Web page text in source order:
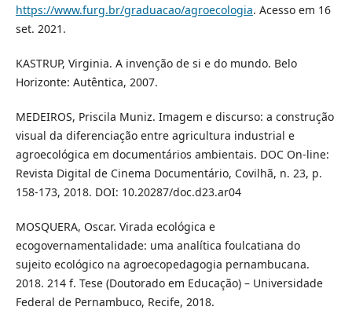
https://www.furg.br/graduacao/agroecologia. Acesso em 16
set. 2021.
KASTRUP, Virginia. A invenção de si e do mundo. Belo
Horizonte: Autêntica, 2007.
MEDEIROS, Priscila Muniz. Imagem e discurso: a construção
visual da diferenciação entre agricultura industrial e
agroecológica em documentários ambientais. DOC On-line:
Revista Digital de Cinema Documentário, Covilhã, n. 23, p.
158-173, 2018. DOI: 10.20287/doc.d23.ar04
MOSQUERA, Oscar. Virada ecológica e
ecogovernamentalidade: uma analítica foulcatiana do
sujeito ecológico na agroecopedagogia pernambucana.
2018. 214 f. Tese (Doutorado em Educação) – Universidade
Federal de Pernambuco, Recife, 2018.